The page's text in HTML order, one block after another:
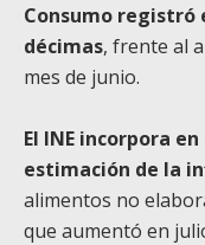
Consumo registró
décimas, frente al
mes de junio.
El INE incorpora
estimación de la
alimentos no
que aumentó en